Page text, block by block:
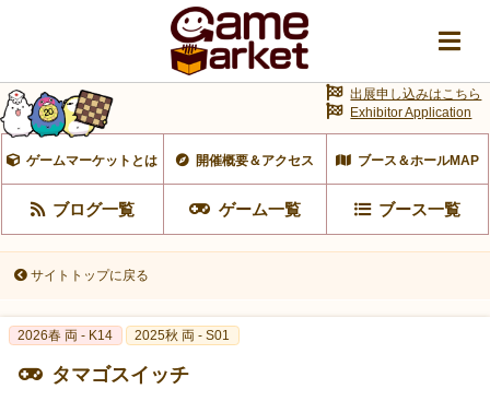
ゲームマーケットとは 開催概要＆アクセス ブース＆ホールMAP
ブログ一覧 ゲーム一覧 ブース一覧
出展申し込みはこちら
Exhibitor Application
サイトトップに戻る
2026春 両 - K14 2025秋 両 - S01
タマゴスイッチ